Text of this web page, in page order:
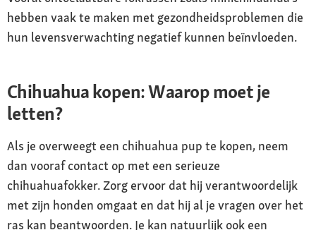
hebben vaak te maken met gezondheidsproblemen die
hun levensverwachting negatief kunnen beïnvloeden.
Chihuahua kopen: Waarop moet je
letten?
Als je overweegt een chihuahua pup te kopen, neem
dan vooraf contact op met een serieuze
chihuahuafokker. Zorg ervoor dat hij verantwoordelijk
met zijn honden omgaat en dat hij al je vragen over het
ras kan beantwoorden. Je kan natuurlijk ook een